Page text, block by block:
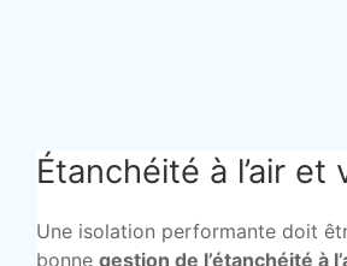
Étanchéité à l’air et
Une isolation performante doit
bonne gestion de l’étanchéité à